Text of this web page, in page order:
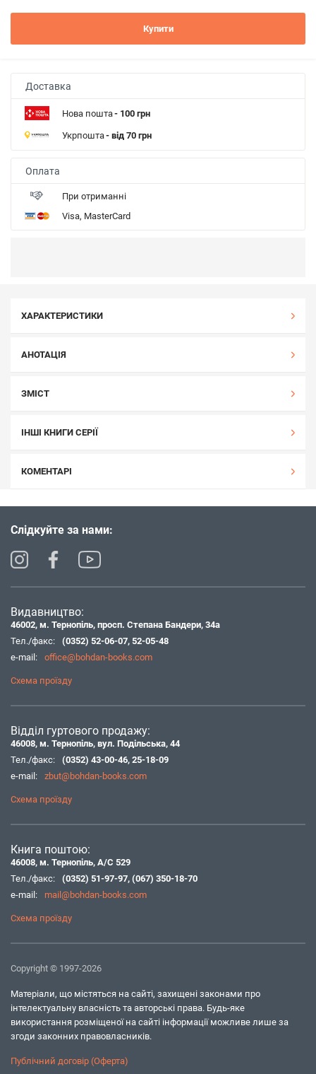
Купити
Доставка
Нова пошта- 100 грн
Укрпошта- від 70 грн
Оплата
При отриманні
Visa, MasterCard
ХАРАКТЕРИСТИКИ
АНОТАЦІЯ
ЗМІСТ
ІНШІ КНИГИ СЕРІЇ
КОМЕНТАРІ
Слідкуйте за нами:
Видавництво:
46002, м. Тернопіль, просп. Степана Бандери, 34а
Тел./факс:
(0352) 52-06-07, 52-05-48
e-mail:
office@bohdan-books.com
Схема проїзду
Відділ гуртового продажу:
46008, м. Тернопіль, вул. Подільська, 44
Тел./факс:
(0352) 43-00-46, 25-18-09
e-mail:
zbut@bohdan-books.com
Схема проїзду
Книга поштою:
46008, м. Тернопіль, А/С 529
Тел./факс:
(0352) 51-97-97, (067) 350-18-70
e-mail:
mail@bohdan-books.com
Схема проїзду
Copyright © 1997-2026
Матеріали, що містяться на сайті, захищені законами про
інтелектуальну власність та авторські права. Будь-яке
використання розміщеної на сайті інформації можливе лише за
згоди законних правовласників.
Публічний договір (Оферта)